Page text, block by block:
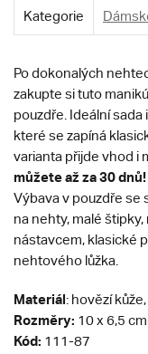
Kategorie
Po dokonalých
zakupte si tuto
pouzdře. Ideální
které se zapíná
varianta přijde vhod i
můžete až za 30 dnů!
Výbava v pouzdře se
na nehty, malé
nástavcem, klasické
nehtového lůžka.
Materiál: hovězí
Rozměry: 10 x 6,5
Kód: 111-87